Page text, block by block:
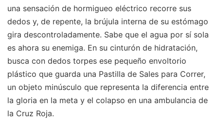
una sensación de hormigueo eléctrico recorre sus
dedos y, de repente, la brújula interna de su estómago
gira descontroladamente. Sabe que el agua por sí sola
es ahora su enemiga. En su cinturón de hidratación,
busca con dedos torpes ese pequeño envoltorio
plástico que guarda una Pastilla de Sales para Correr,
un objeto minúsculo que representa la diferencia entre
la gloria en la meta y el colapso en una ambulancia de
la Cruz Roja.